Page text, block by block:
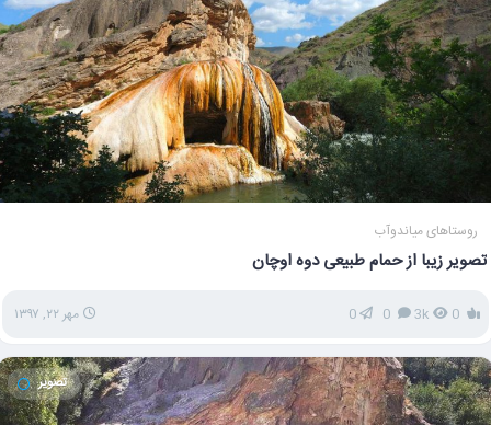
روستاهای میاندوآب
تصویر زیبا از حمام طبیعی دوه اوچان
3k
0 مهر ۲۲, ۱۳۹۷
تصویر